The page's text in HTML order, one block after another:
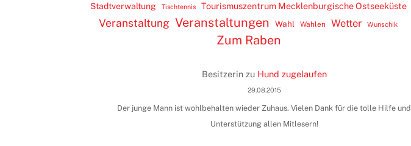
Stadtverwaltung Tischtennis Tourismuszentrum Mecklenburgische Ostseeküste
Veranstaltung Veranstaltungen Wahl Wahlen Wetter Wunschik
Zum Raben
Besitzerinzu Hund zugelaufen
29.08.2015
Der junge Mann ist wohlbehalten wieder Zuhaus. Vielen Dank für die tolle Hilfe und
Unterstützung allen Mitlesern!